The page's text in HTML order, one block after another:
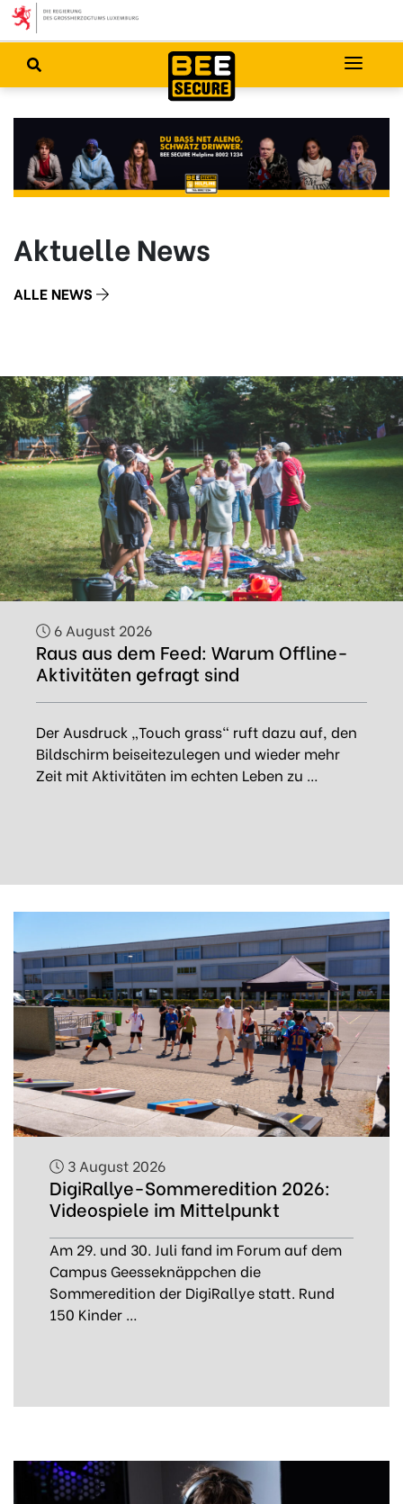
Aktuelle News
ALLE NEWS
6 August 2026
Raus aus dem Feed: Warum Offline-
Aktivitäten gefragt sind
Der Ausdruck „Touch grass“ ruft dazu auf, den
Bildschirm beiseitezulegen und wieder mehr
Zeit mit Aktivitäten im echten Leben zu …
3 August 2026
DigiRallye-Sommeredition 2026:
Videospiele im Mittelpunkt
Am 29. und 30. Juli fand im Forum auf dem
Campus Geesseknäppchen die
Sommeredition der DigiRallye statt. Rund
150 Kinder …